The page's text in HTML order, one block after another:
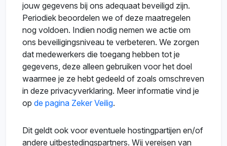
jouw gegevens bij ons adequaat beveiligd zijn.
Periodiek beoordelen we of deze maatregelen
nog voldoen. Indien nodig nemen we actie om
ons beveiligingsniveau te verbeteren. We zorgen
dat medewerkers die toegang hebben tot je
gegevens, deze alleen gebruiken voor het doel
waarmee je ze hebt gedeeld of zoals omschreven
in deze privacyverklaring. Meer informatie vind je
op de pagina Zeker Veilig.
Dit geldt ook voor eventuele hostingpartijen en/of
andere uitbestedingspartners. Wij vereisen van